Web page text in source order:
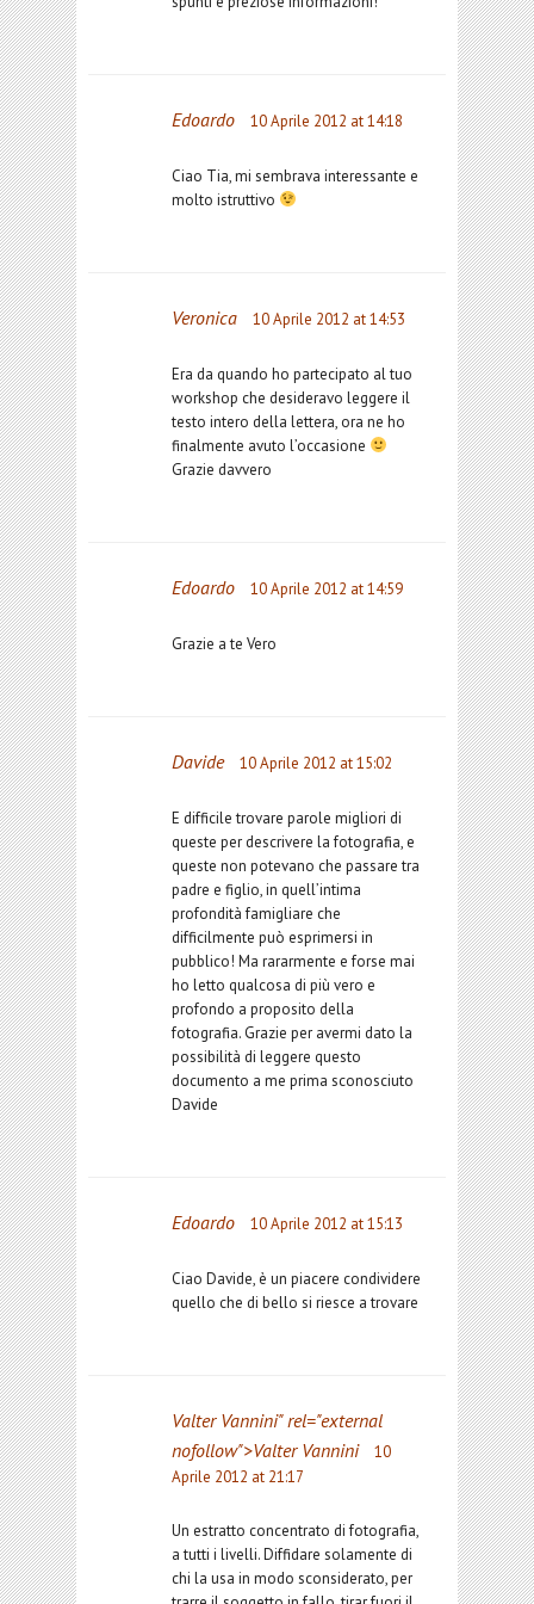
Edoardo 10 Aprile 2012 at 14:18
Ciao Tia, mi sembrava interessante e
molto istruttivo
Veronica 10 Aprile 2012 at 14:53
Era da quando ho partecipato al tuo
workshop che desideravo leggere il
testo intero della lettera, ora ne ho
finalmente avuto l’occasione
Grazie davvero
Edoardo 10 Aprile 2012 at 14:59
Grazie a te Vero
Davide 10 Aprile 2012 at 15:02
E difficile trovare parole migliori di
queste per descrivere la fotografia, e
queste non potevano che passare tra
padre e figlio, in quell’intima
profondità famigliare che
difficilmente può esprimersi in
pubblico! Ma rararmente e forse mai
ho letto qualcosa di più vero e
profondo a proposito della
fotografia. Grazie per avermi dato la
possibilità di leggere questo
documento a me prima sconosciuto
Davide
Edoardo 10 Aprile 2012 at 15:13
Ciao Davide, è un piacere condividere
quello che di bello si riesce a trovare
Valter Vannini" rel="external
nofollow">Valter Vannini
10
Aprile 2012 at 21:17
Un estratto concentrato di fotografia,
a tutti i livelli. Diffidare solamente di
chi la usa in modo sconsiderato, per